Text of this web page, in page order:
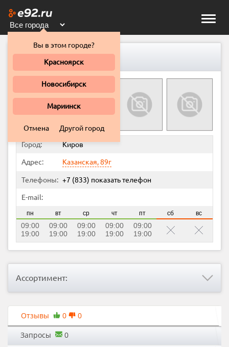
Toggle
Вы в этом городе?
Красноярск
Новосибирск
Мариинск
Отмена Другой город
SS20, автоцентр
Город: Киров
Адрес: Казанская, 89г
Телефоны: +7 (833) показать телефон
E-mail:
пн вт ср чт пт сб вс
09:00
19:00
09:00
19:00
09:00
19:00
09:00
19:00
09:00
19:00
Ассортимент:
Отзывы 0 0
Запросы 0